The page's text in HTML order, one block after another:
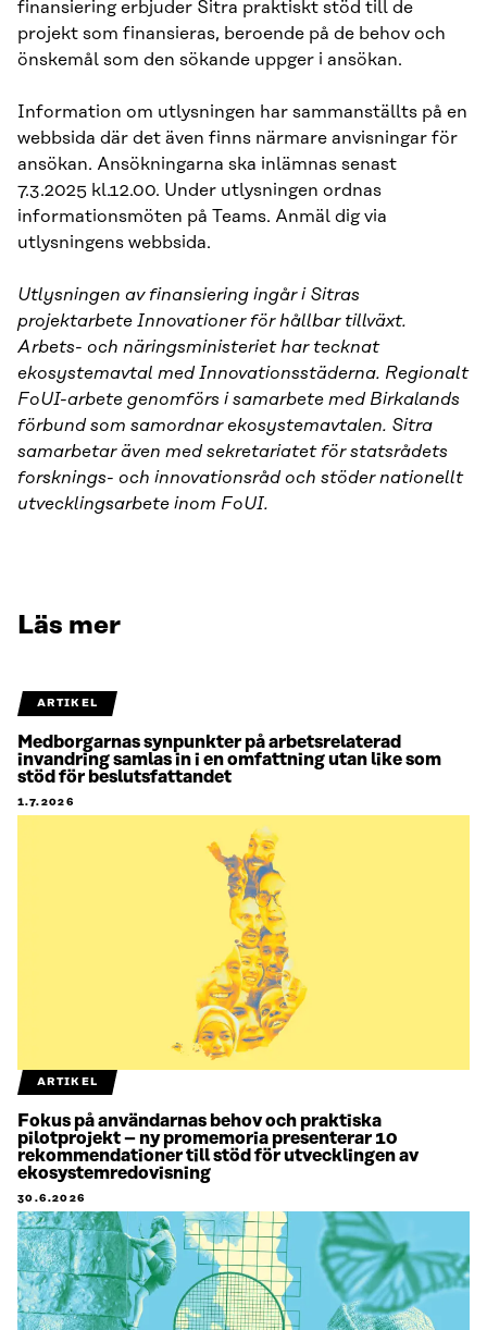
finansiering erbjuder Sitra praktiskt stöd till de
projekt som finansieras, beroende på de behov och
önskemål som den sökande uppger i ansökan.
Information om utlysningen har sammanställts på en
webbsida där det även finns närmare anvisningar för
ansökan. Ansökningarna ska inlämnas senast
7.3.2025 kl.12.00. Under utlysningen ordnas
informationsmöten på Teams. Anmäl dig via
utlysningens webbsida.
Utlysningen av finansiering ingår i Sitras
projektarbete Innovationer för hållbar tillväxt.
Arbets- och näringsministeriet har tecknat
ekosystemavtal med Innovationsstäderna. Regionalt
FoUI-arbete genomförs i samarbete med Birkalands
förbund som samordnar ekosystemavtalen. Sitra
samarbetar även med sekretariatet för statsrådets
forsknings- och innovationsråd och stöder nationellt
utvecklingsarbete inom FoUI.
Läs mer
ARTIKEL
Medborgarnas synpunkter på arbetsrelaterad
invandring samlas in i en omfattning utan like som
stöd för beslutsfattandet
1.7.2026
ARTIKEL
Fokus på användarnas behov och praktiska
pilotprojekt – ny promemoria presenterar 10
rekommendationer till stöd för utvecklingen av
ekosystemredovisning
30.6.2026